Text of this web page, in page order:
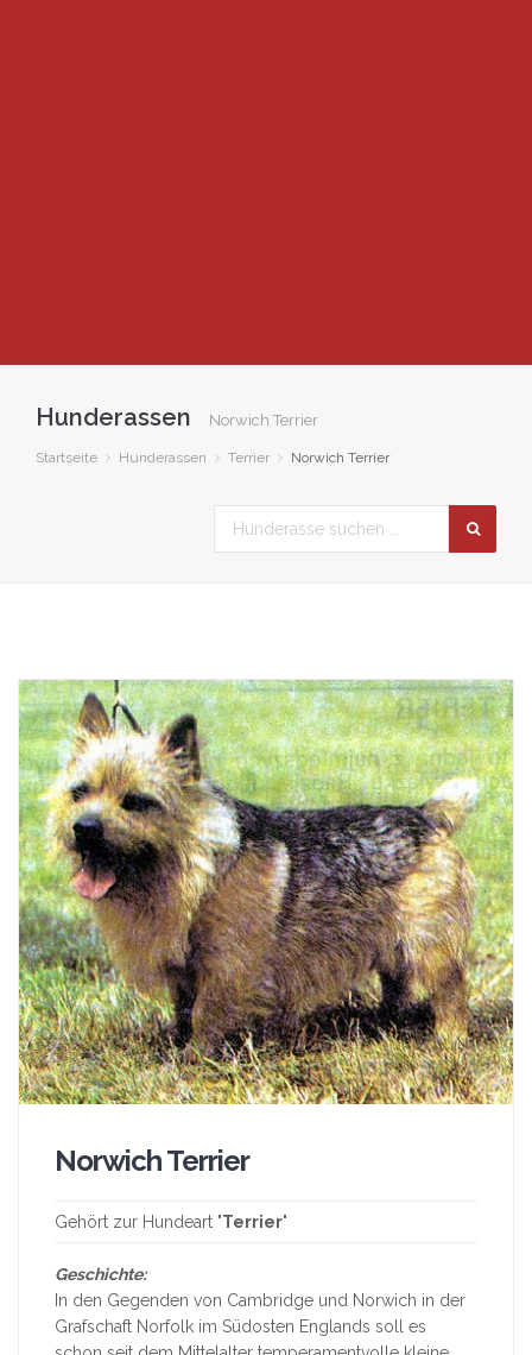
Hunderassen Norwich Terrier
Startseite Hunderassen Terrier Norwich Terrier
Norwich Terrier
Gehört zur Hundeart "Terrier"
Geschichte:
In den Gegenden von Cambridge und Norwich in der
Grafschaft Norfolk im Südosten Englands soll es